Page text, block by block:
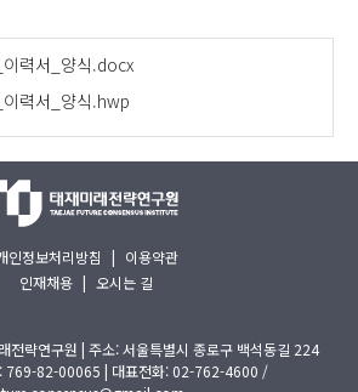
력서_양식.docx
력서_양식.hwp
인정보처리방침 | 이용약관
인재채용 | 오시는 길
전략연구원 | 주소: 서울특별시 종로구 백석동길 224
769-82-00065 | 대표전화: 02-762-4600 /